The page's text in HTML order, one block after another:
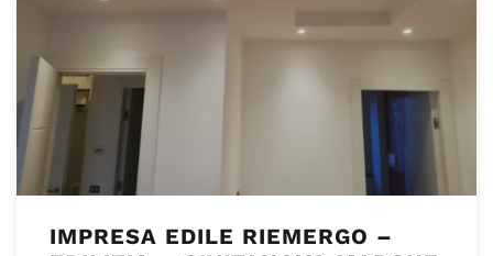
IMPRESA EDILE RIEMERGO –